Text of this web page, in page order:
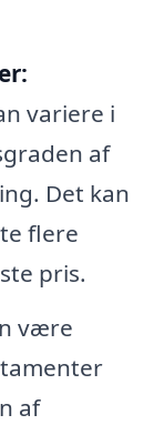
variere i
af
Det kan
flere
pris.
være
af